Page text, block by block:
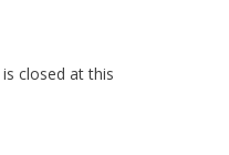
closed at this